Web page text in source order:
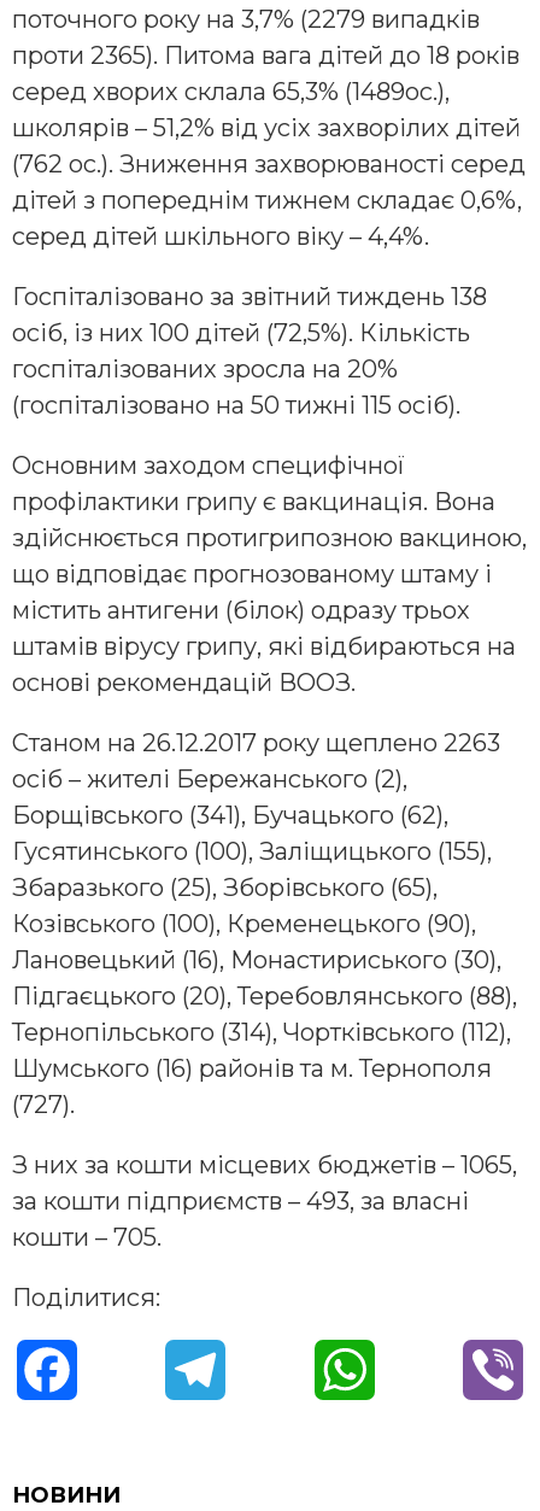
поточного року на 3,7% (2279 випадків
проти 2365). Питома вага дітей до 18 років
серед хворих склала 65,3% (1489ос.),
школярів – 51,2% від усіх захворілих дітей
(762 ос.). Зниження захворюваності серед
дітей з попереднім тижнем складає 0,6%,
серед дітей шкільного віку – 4,4%.
Госпіталізовано за звітний тиждень 138
осіб, із них 100 дітей (72,5%). Кількість
госпіталізованих зросла на 20%
(госпіталізовано на 50 тижні 115 осіб).
Основним заходом специфічної
профілактики грипу є вакцинація. Вона
здійснюється протигрипозною вакциною,
що відповідає прогнозованому штаму і
містить антигени (білок) одразу трьох
штамів вірусу грипу, які відбираються на
основі рекомендацій ВООЗ.
Станом на 26.12.2017 року щеплено 2263
осіб – жителі Бережанського (2),
Борщівського (341), Бучацького (62),
Гусятинського (100), Заліщицького (155),
Збаразького (25), Зборівського (65),
Козівського (100), Кременецького (90),
Лановецький (16), Монастириського (30),
Підгаєцького (20), Теребовлянського (88),
Тернопільського (314), Чортківського (112),
Шумського (16) районів та м. Тернополя
(727).
З них за кошти місцевих бюджетів – 1065,
за кошти підприємств – 493, за власні
кошти – 705.
Поділитися:
c
НОВИНИ